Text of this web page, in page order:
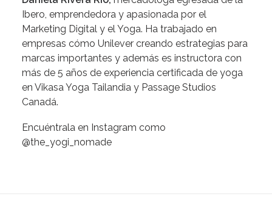
Ibero, emprendedora y apasionada por el
Marketing Digital y el Yoga. Ha trabajado en
empresas cómo Unilever creando estrategias para
marcas importantes y además es instructora con
más de 5 años de experiencia certificada de yoga
en Vikasa Yoga Tailandia y Passage Studios
Canadá.
Encuéntrala en Instagram como
@the_yogi_nomade